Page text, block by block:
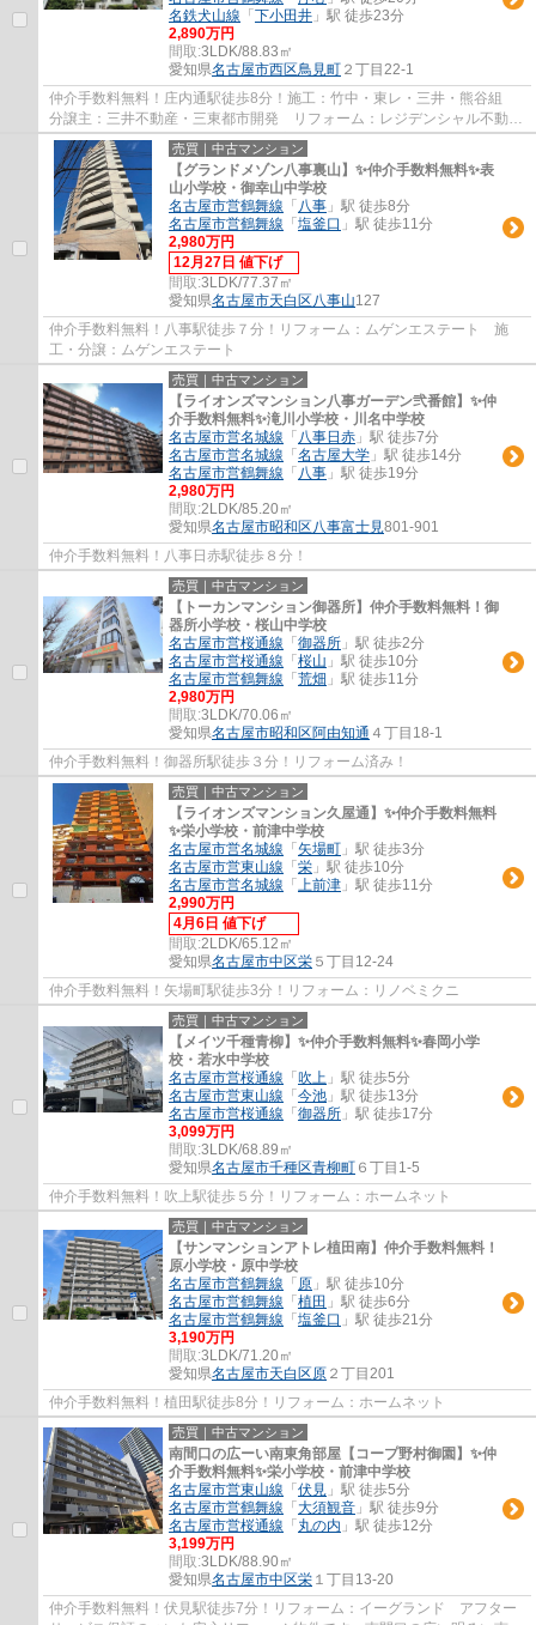
名鉄犬山線 「 下小田井 」駅 徒歩23分
2,890万円
間取:3LDK/88.83㎡
愛知県名古屋市西区鳥見町 ２丁目22-1
仲介手数料無料！庄内通駅徒歩8分！施工：竹中・東レ・三井・熊谷組
分譲主：三井不動産・三東都市開発 リフォーム：レジデンシャル不動
産 アフターサービス保証のついた安心リフォ...
売買｜中古マンション
【グランドメゾン八事裏山】✨️仲介手数料無料✨️表
山小学校・御幸山中学校
名古屋市営鶴舞線 「 八事 」駅 徒歩8分
名古屋市営鶴舞線 「 塩釜口 」駅 徒歩11分
2,980万円
12月27日 値下げ
間取:3LDK/77.37㎡
愛知県名古屋市天白区八事山127
仲介手数料無料！八事駅徒歩７分！リフォーム：ムゲンエステート 施
工・分譲：ムゲンエステート
売買｜中古マンション
【ライオンズマンション八事ガーデン弐番館】✨️仲
介手数料無料✨️滝川小学校・川名中学校
名古屋市営名城線 「 八事日赤 」駅 徒歩7分
名古屋市営名城線 「 名古屋大学 」駅 徒歩14分
名古屋市営鶴舞線 「 八事 」駅 徒歩19分
2,980万円
間取:2LDK/85.20㎡
愛知県名古屋市昭和区八事富士見801-901
仲介手数料無料！八事日赤駅徒歩８分！
売買｜中古マンション
【トーカンマンション御器所】仲介手数料無料！御
器所小学校・桜山中学校
名古屋市営桜通線 「 御器所 」駅 徒歩2分
名古屋市営桜通線 「 桜山 」駅 徒歩10分
名古屋市営鶴舞線 「 荒畑 」駅 徒歩11分
2,980万円
間取:3LDK/70.06㎡
愛知県名古屋市昭和区阿由知通 ４丁目18-1
仲介手数料無料！御器所駅徒歩３分！リフォーム済み！
売買｜中古マンション
【ライオンズマンション久屋通】✨️仲介手数料無料
✨️栄小学校・前津中学校
名古屋市営名城線 「 矢場町 」駅 徒歩3分
名古屋市営東山線 「 栄 」駅 徒歩10分
名古屋市営名城線 「 上前津 」駅 徒歩11分
2,990万円
4月6日 値下げ
間取:2LDK/65.12㎡
愛知県名古屋市中区栄 ５丁目12-24
仲介手数料無料！矢場町駅徒歩3分！リフォーム：リノベミクニ
売買｜中古マンション
【メイツ千種青柳】✨️仲介手数料無料✨️春岡小学
校・若水中学校
名古屋市営桜通線 「 吹上 」駅 徒歩5分
名古屋市営東山線 「 今池 」駅 徒歩13分
名古屋市営桜通線 「 御器所 」駅 徒歩17分
3,099万円
間取:3LDK/68.89㎡
愛知県名古屋市千種区青柳町 ６丁目1-5
仲介手数料無料！吹上駅徒歩５分！リフォーム：ホームネット
売買｜中古マンション
【サンマンションアトレ植田南】仲介手数料無料！
原小学校・原中学校
名古屋市営鶴舞線 「 原 」駅 徒歩10分
名古屋市営鶴舞線 「 植田 」駅 徒歩6分
名古屋市営鶴舞線 「 塩釜口 」駅 徒歩21分
3,190万円
間取:3LDK/71.20㎡
愛知県名古屋市天白区原 ２丁目201
仲介手数料無料！植田駅徒歩8分！リフォーム：ホームネット
売買｜中古マンション
南間口の広ーい南東角部屋【コープ野村御園】✨️仲
介手数料無料✨️栄小学校・前津中学校
名古屋市営東山線 「 伏見 」駅 徒歩5分
名古屋市営鶴舞線 「 大須観音 」駅 徒歩9分
名古屋市営桜通線 「 丸の内 」駅 徒歩12分
3,199万円
間取:3LDK/88.90㎡
愛知県名古屋市中区栄 １丁目13-20
仲介手数料無料！伏見駅徒歩7分！リフォーム：イーグランド アフター